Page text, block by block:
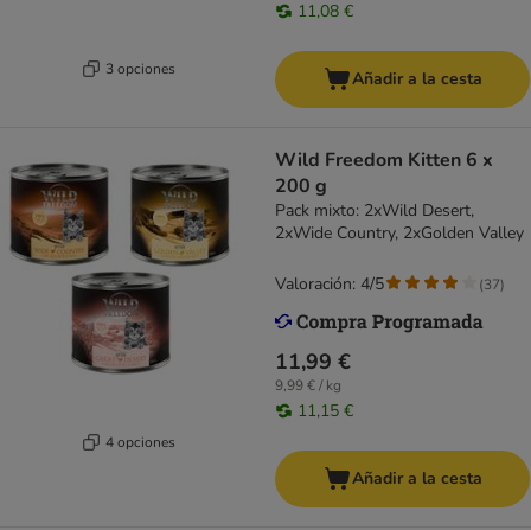
3 opciones
11,08 €
Añadir a la cesta
4 opciones
Wild Freedom Kitten 6 x
200 g
Pack mixto: 2xWild Desert,
2xWide Country, 2xGolden Valley
11,99 €
9,99 € / kg
11,15 €
Valoración: 4/5 (37)
Añadir a la cesta